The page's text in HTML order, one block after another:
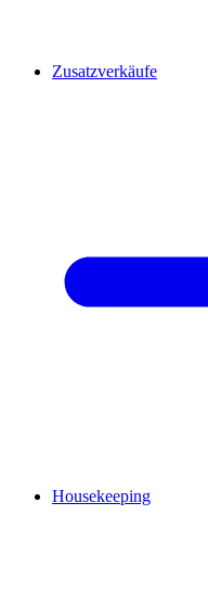
Zusatzverkäufe
Housekeeping